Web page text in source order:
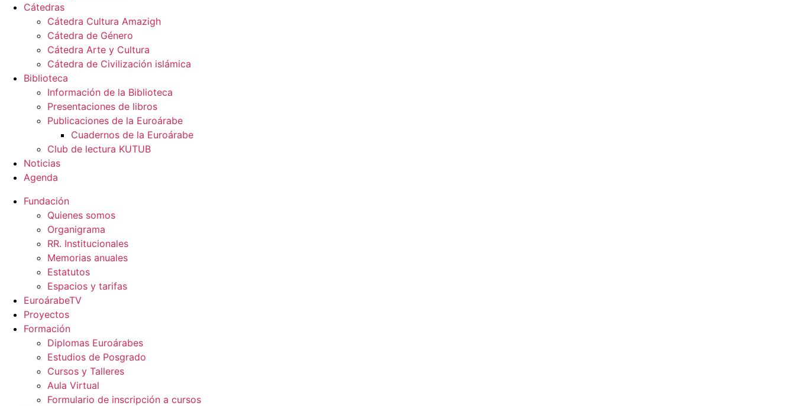
Cátedras
Cátedra Cultura Amazigh
Cátedra de Género
Cátedra Arte y Cultura
Cátedra de Civilización islámica
Biblioteca
Información de la Biblioteca
Presentaciones de libros
Publicaciones de la Euroárabe
Cuadernos de la Euroárabe
Club de lectura KUTUB
Noticias
Agenda
Fundación
Quienes somos
Organigrama
RR. Institucionales
Memorias anuales
Estatutos
Espacios y tarifas
EuroárabeTV
Proyectos
Formación
Diplomas Euroárabes
Estudios de Posgrado
Cursos y Talleres
Aula Virtual
Formulario de inscripción a cursos